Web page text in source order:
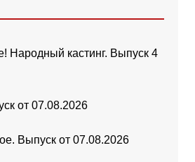
Народный кастинг. Выпуск 4
от 07.08.2026
Выпуск от 07.08.2026